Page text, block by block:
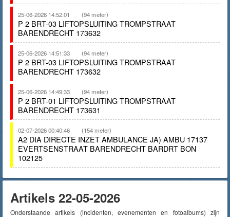
25-06-2026 14:52:01 (94 meter)
P 2 BRT-03 LIFTOPSLUITING TROMPSTRAAT
BARENDRECHT 173632
25-06-2026 14:51:33 (94 meter)
P 2 BRT-03 LIFTOPSLUITING TROMPSTRAAT
BARENDRECHT 173632
25-06-2026 14:49:33 (94 meter)
P 2 BRT-01 LIFTOPSLUITING TROMPSTRAAT
BARENDRECHT 173631
02-07-2026 00:40:46 (154 meter)
A2 DIA DIRECTE INZET AMBULANCE JA) AMBU 17137
EVERTSENSTRAAT BARENDRECHT BARDRT BON
102125
Artikels 22-05-2026
Onderstaande artikels (incidenten, evenementen en fotoalbums) zijn